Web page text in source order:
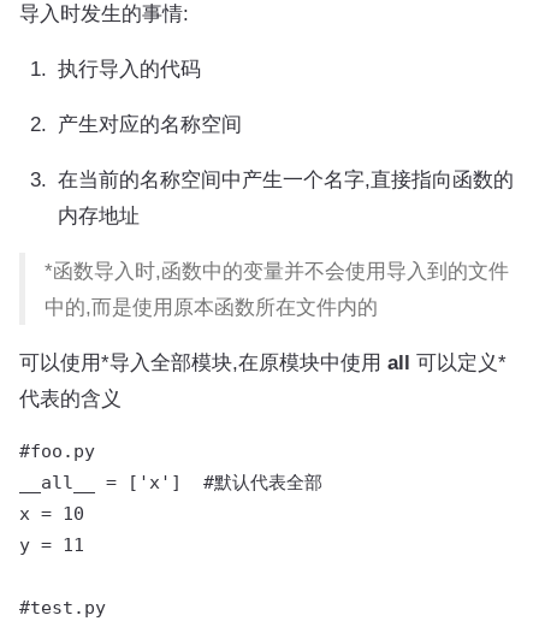
导入时发生的事情:
执行导入的代码
产生对应的名称空间
在当前的名称空间中产生一个名字,直接指向函数的
内存地址
*函数导入时,函数中的变量并不会使用导入到的文件
中的,而是使用原本函数所在文件内的
可以使用*导入全部模块,在原模块中使用 all 可以定义*
代表的含义
#foo.py
__all__ = ['x']  #默认代表全部
x = 10
y = 11
#test.py